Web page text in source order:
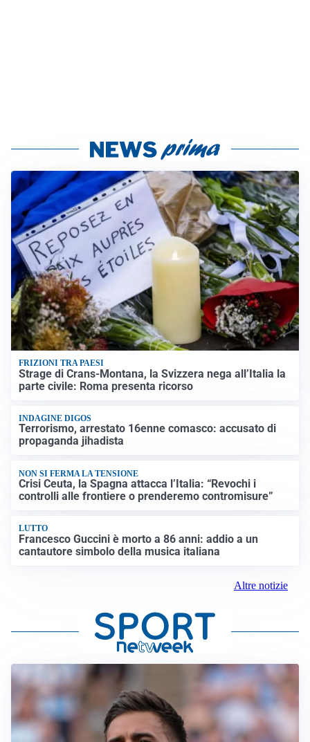
FRIZIONI TRA PAESI
Strage di Crans-Montana, la Svizzera nega all’Italia la
parte civile: Roma presenta ricorso
INDAGINE DIGOS
Terrorismo, arrestato 16enne comasco: accusato di
propaganda jihadista
NON SI FERMA LA TENSIONE
Crisi Ceuta, la Spagna attacca l’Italia: “Revochi i
controlli alle frontiere o prenderemo contromisure”
LUTTO
Francesco Guccini è morto a 86 anni: addio a un
cantautore simbolo della musica italiana
Altre notizie